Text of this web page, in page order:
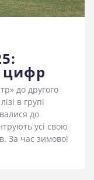
цифр
до другого
в групі
до
усі свою
За час зимової